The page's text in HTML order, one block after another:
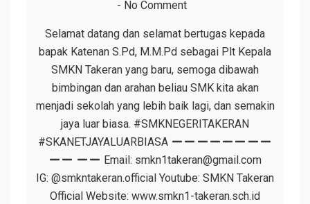
No Comment
Selamat datang dan selamat bertugas kepada
bapak Katenan S.Pd, M.M.Pd sebagai Plt Kepala
SMKN Takeran yang baru, semoga dibawah
bimbingan dan arahan beliau SMK kita akan
menjadi sekolah yang lebih baik lagi, dan semakin
jaya luar biasa. #SMKNEGERITAKERAN
#SKANETJAYALUARBIASA
Email: smkn1takeran@gmail.com
IG: @smkntakeran.official Youtube: SMKN Takeran
Official Website: www.smkn1-takeran.sch.id